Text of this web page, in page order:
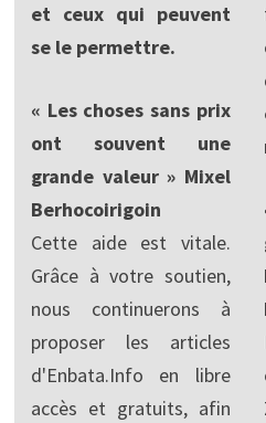
et ceux qui peuvent
se le permettre.
« Les choses sans prix
ont souvent une
grande valeur » Mixel
Berhocoirigoin
Cette aide est vitale.
Grâce à votre soutien,
nous continuerons à
proposer les articles
d'Enbata.Info en libre
accès et gratuits, afin